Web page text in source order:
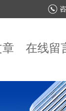
在线留